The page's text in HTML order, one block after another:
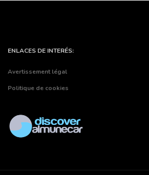
ENLACES DE INTERÉS:
Avertissement légal
Politique de cookies